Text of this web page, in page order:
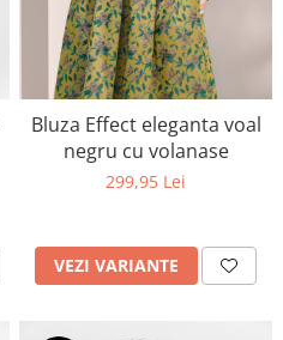
Bluza Effect eleganta voal
negru cu volanase
299,95 Lei
VEZI VARIANTE